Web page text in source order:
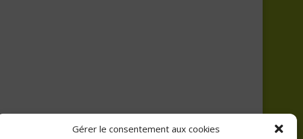
Gérer le consentement aux cookies